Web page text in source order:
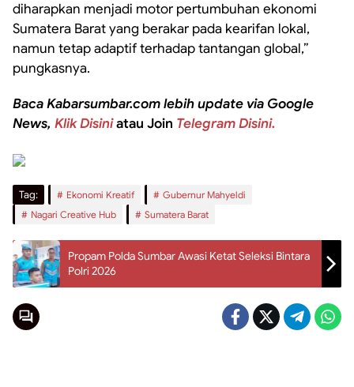
diharapkan menjadi motor pertumbuhan ekonomi
Sumatera Barat yang berakar pada kearifan lokal,
namun tetap adaptif terhadap tantangan global,”
pungkasnya.
Baca Kabarsumbar.com lebih update via Google
News, Klik Disiniatau Join Telegram Disini.
Tag: Ekonomi Kreatif
Gubernur Mahyeldi
Nagari Creative Hub
Sumatera Barat
Propam Polda Sumbar Awasi Ketat Seleksi Bintara
Polri 2026